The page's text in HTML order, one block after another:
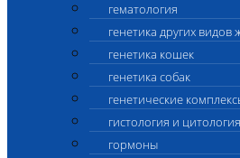
гематология
генетика других видов
генетика кошек
генетика собак
генетические
гистология и цитология
гормоны